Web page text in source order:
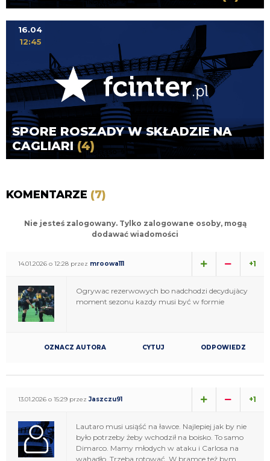
SPORE ROSZADY W SKŁADZIE NA
CAGLIARI (4)
16.04
12:45
KOMENTARZE (7)
Nie jesteś zalogowany. Tylko zalogowane osoby, mogą
dodawać wiadomości
14.01.2026 o 12:28 przez mroowa111 +1
Ogrywac rezerwowych bo nadchodzi decydujàcy
moment sezonu kazdy musi być w formie
OZNACZ AUTORA CYTUJ ODPOWIEDZ
13.01.2026 o 15:29 przez Jaszczu91 +1
Lautaro musi usiąść na ławce. Najlepiej jak by nie
było potrzeby żeby wchodził na boisko. To samo
Dimarco. Mamy młodych w ataku i Carlosa na
wahadło. Trzeba rotować. W bramce też bym